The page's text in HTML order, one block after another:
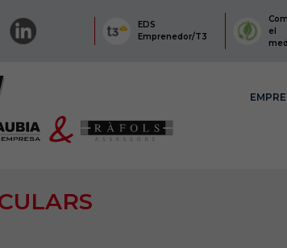
EDS
Emprenedor/T3
el